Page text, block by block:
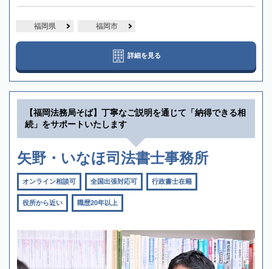
福岡県 福岡市
詳細を見る
【福岡法務局そば】丁寧なご説明を通じて「納得できる相
続」をサポートいたします
矢野・いなほ司法書士事務所
オンライン相談可 全国出張対応可 行政書士在籍
役所から近い 職歴20年以上